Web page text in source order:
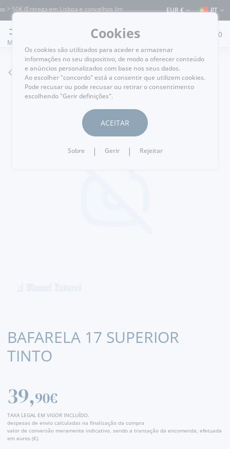
50€ (Entrega em Lisboa e concelhos limítrofes) ⚠️ Envios para Portugal e para
EUR € PT
MENU
0
VOLTAR
BAFARELA 17 SUPERIOR
TINTO
39,90€
TAXA LEGAL EM VIGOR INCLUÍDO.
despesas de envio calculadas na finalização da compra
valor de conversão meramente indicativo, sendo a transação da encomenda, efetuada
em euros (€).
Cookies
Os cookies são utilizados para aceder e armazenar
informações no seu dispositivo, de modo a oferecer conteúdo
e anúncios personalizados com base nos seus dados.
Ao escolher "concordo" está a consentir que utilizem cookies.
Pode recusar ou pode recusar ou retirar o consentimento
escolhendo "Gerir definições".
ACEITAR
Sobre | Gerir | Rejeitar